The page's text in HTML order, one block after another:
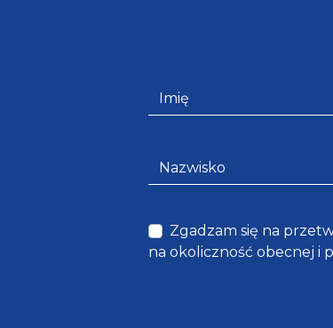
Zgadzam się na
na okoliczność obecnej i